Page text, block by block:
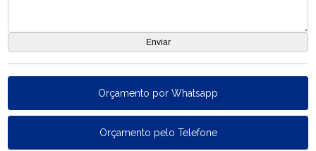
Orçamento por Whatsapp
Orçamento pelo Telefone